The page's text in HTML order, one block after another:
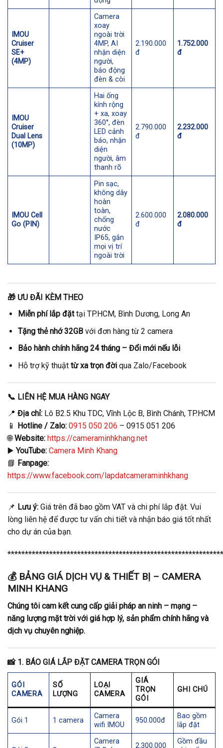
IMOU
Cruiser
SE+
(4MP)
Camera
xoay
ngoài trời
4MP, AI
nhận diện
người,
báo động
đèn & còi
2.190.000
đ
1.752.000
đ
IMOU
Cruiser
Dual Lens
(10MP)
Hai ống
kính rộng
+ xa, xoay
360°, đèn
LED cảnh
báo, nhận
diện
người, âm
thanh rõ
2.790.000
đ
2.232.000
đ
IMOU Cell
Go (PIN)
Pin sạc,
không dây
hoàn
toàn,
chống
nước
IP65, gắn
mọi vị trí
ngoài trời
2.600.000
đ
2.080.000
đ
🎁 ƯU ĐÃI KÈM THEO
Miễn phí lắp đặttại TP.HCM, Bình Dương, Long An
Tặng thẻ nhớ 32GBvới đơn hàng từ 2 camera
Bảo hành chính hãng 24 tháng – Đổi mới nếu lỗi
Hỗ trợ kỹ thuật từ xa trọn đờiqua Zalo/Facebook
📞 LIÊN HỆ MUA HÀNG NGAY
📍 Địa chỉ: Lô B2.5 Khu TDC, Vĩnh Lộc B, Bình Chánh, TP.HCM
📱 Hotline / Zalo: 0915 050 206 – 0915 051 206
🌐Website: https://cameraminhkhang.net
▶️YouTube: Camera Minh Khang
📘 Fanpage:
https://www.facebook.com/lapdatcameraminhkhang
📌 Lưu ý: Giá trên đã bao gồm VAT và chi phí lắp đặt. Vui
lòng liên hệ để được tư vấn chi tiết và nhận báo giá tốt nhất
cho dự án của bạn.
💰 BẢNG GIÁ DỊCH VỤ & THIẾT BỊ – CAMERA
MINH KHANG
Chúng tôi cam kết cung cấp giải pháp an ninh – mạng –
năng lượng mặt trời với giá hợp lý, sản phẩm chính hãng và
dịch vụ chuyên nghiệp.
📸 1. BÁO GIÁ LẮP ĐẶT CAMERA TRỌN GÓI
GÓI
CAMERA
SỐ
LƯỢNG
LOẠI
CAMERA
GIÁ
TRỌN
GÓI
GHI CHÚ
Gói 1 1 camera
Camera
wifi IMOU
950.000đ
Bao gồm
lắp đặt
Camera
2.300.000
Gồm đầu